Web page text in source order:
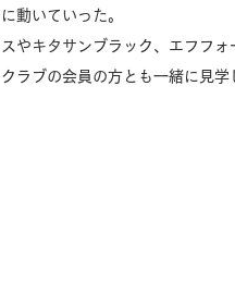
動いていった。
やキタサンブラック、エフフ
ラブの会員の方とも一緒に見学